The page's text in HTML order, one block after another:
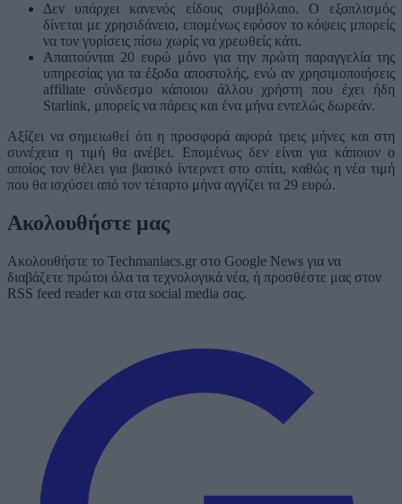
Δεν υπάρχει κανενός είδους συμβόλαιο. Ο εξοπλισμός
δίνεται με χρησιδάνειο, επομένως εφόσον το κόψεις μπορείς
να τον γυρίσεις πίσω χωρίς να χρεωθείς κάτι.
Απαιτούνται 20 ευρώ μόνο για την πρώτη παραγγελία της
υπηρεσίας για τα έξοδα αποστολής, ενώ αν χρησιμοποιήσεις
affiliate σύνδεσμο κάποιου άλλου χρήστη που έχει ήδη
Starlink, μπορείς να πάρεις και ένα μήνα εντελώς δωρεάν.
Αξίζει να σημειωθεί ότι η προσφορά αφορά τρεις μήνες και στη
συνέχεια η τιμή θα ανέβει. Επομένως δεν είναι για κάποιον ο
οποίος τον θέλει για βασικό ίντερνετ στο σπίτι, καθώς η νέα τιμή
που θα ισχύσει από τον τέταρτο μήνα αγγίζει τα 29 ευρώ.
Ακολουθήστε μας
Ακολουθήστε το Techmaniacs.gr στο Google News για να
διαβάζετε πρώτοι όλα τα τεχνολογικά νέα, ή προσθέστε μας στον
RSS feed reader και στα social media σας.